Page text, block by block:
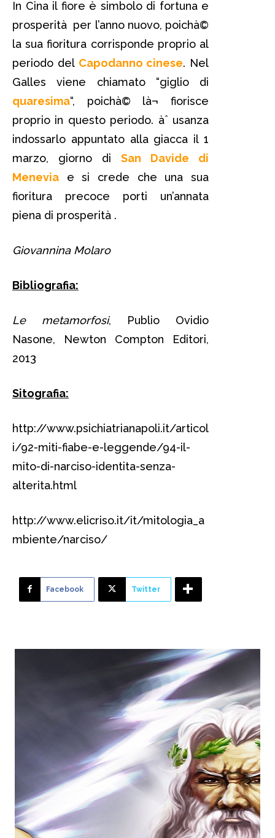
In Cina il fiore è simbolo di fortuna e
prosperità per l’anno nuovo, poichà©
la sua fioritura corrisponde proprio al
periodo del Capodanno cinese. Nel
Galles viene chiamato “giglio di
quaresima“, poichà© là¬ fiorisce
proprio in questo periodo. àˆ usanza
indossarlo appuntato alla giacca il 1
marzo, giorno di San Davide di
Menevia e si crede che una sua
fioritura precoce porti un’annata
piena di prosperità .
Giovannina Molaro
Bibliografia:
Le metamorfosi, Publio Ovidio
Nasone, Newton Compton Editori,
2013
Sitografia:
http://www.psichiatrianapoli.it/articol
i/92-miti-fiabe-e-leggende/94-il-
mito-di-narciso-identita-senza-
alterita.html
http://www.elicriso.it/it/mitologia_a
mbiente/narciso/
Facebook Twitter